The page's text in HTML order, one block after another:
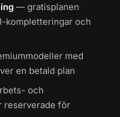
— gratisplanen
kompletteringar och
med
en betald plan
och
reserverade för